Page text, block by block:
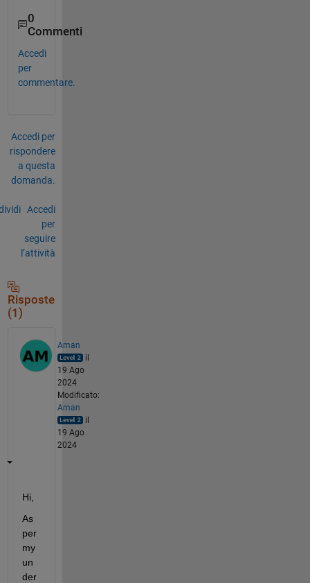
0
Commenti
Accedi
per
commentare.
Accedi per
rispondere
a questa
domanda.
Accedi
per
seguire
l’attività
Risposte
(1)
Aman
il
19 Ago
2024
Modificato:
Aman
il
19 Ago
2024
Hi,
As
per
my
un
der